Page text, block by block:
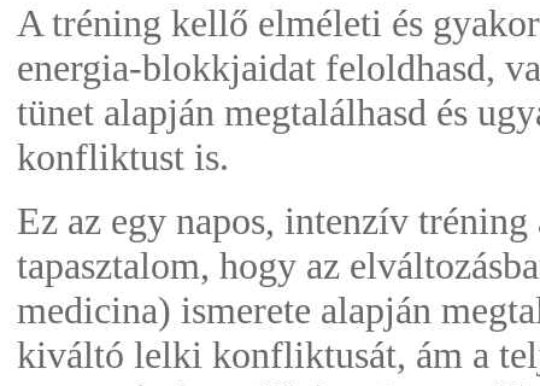
A tréning kellő elméleti és
energia-blokkjaidat feloldhasd,
tünet alapján megtalálhasd és
konfliktust is.
Ez az egy napos, intenzív
tapasztalom, hogy az
medicina) ismerete alapján
kiváltó lelki konfliktusát, ám a